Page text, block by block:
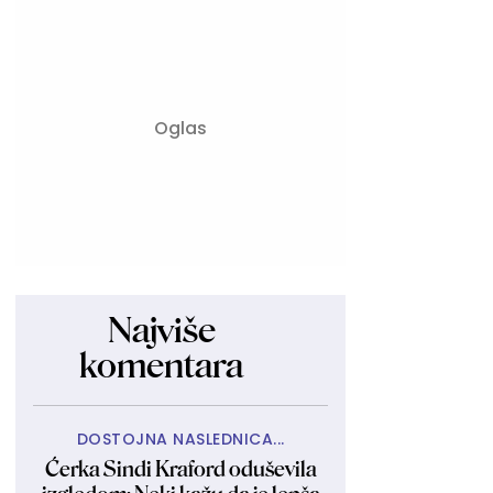
Najviše
komentara
DOSTOJNA NASLEDNICA...
Ćerka Sindi Kraford oduševila